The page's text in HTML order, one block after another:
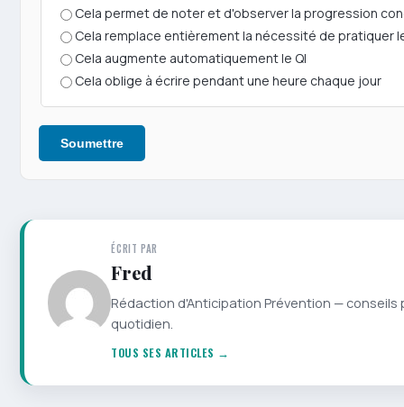
Cela permet de noter et d'observer la progression
Cela remplace entièrement la nécessité de pratiquer
Cela augmente automatiquement le QI
Cela oblige à écrire pendant une heure chaque jour
Soumettre
ÉCRIT PAR
Fred
Rédaction d'Anticipation Prévention —
quotidien.
TOUS SES ARTICLES →